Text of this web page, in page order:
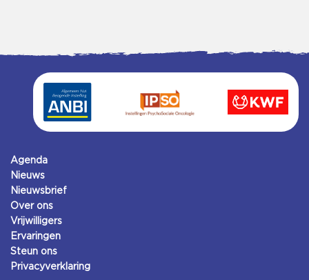
Agenda
Nieuws
Nieuwsbrief
Over ons
Vrijwilligers
Ervaringen
Steun ons
Privacyverklaring